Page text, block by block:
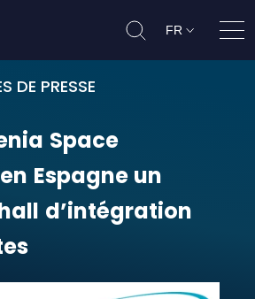
FR
DE PRESSE
Space inaugure
Space
en Espagne un
d’intégration